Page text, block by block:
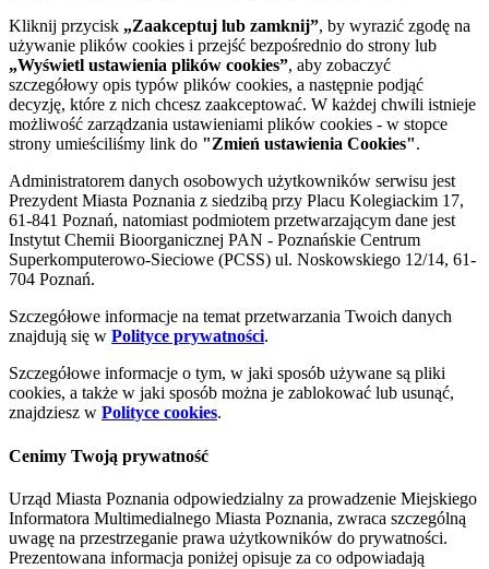
Kliknij przycisk „Zaakceptuj lub zamknij”, by wyrazić zgodę na
używanie plików cookies i przejść bezpośrednio do strony lub
„Wyświetl ustawienia plików cookies”, aby zobaczyć
szczegółowy opis typów plików cookies, a następnie podjąć
decyzję, które z nich chcesz zaakceptować. W każdej chwili istnieje
możliwość zarządzania ustawieniami plików cookies - w stopce
strony umieściliśmy link do "Zmień ustawienia Cookies".
Administratorem danych osobowych użytkowników serwisu jest
Prezydent Miasta Poznania z siedzibą przy Placu Kolegiackim 17,
61-841 Poznań, natomiast podmiotem przetwarzającym dane jest
Instytut Chemii Bioorganicznej PAN - Poznańskie Centrum
Superkomputerowo-Sieciowe (PCSS) ul. Noskowskiego 12/14, 61-
704 Poznań.
Szczegółowe informacje na temat przetwarzania Twoich danych
znajdują się w Polityce prywatności.
Szczegółowe informacje o tym, w jaki sposób używane są pliki
cookies, a także w jaki sposób można je zablokować lub usunąć,
znajdziesz w Polityce cookies.
Cenimy Twoją prywatność
Urząd Miasta Poznania odpowiedzialny za prowadzenie Miejskiego
Informatora Multimedialnego Miasta Poznania, zwraca szczególną
uwagę na przestrzeganie prawa użytkowników do prywatności.
Prezentowana informacja poniżej opisuje za co odpowiadają